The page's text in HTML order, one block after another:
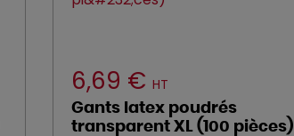
6,69 € HT
Gants latex poudrés
transparent XL (100 pièces)